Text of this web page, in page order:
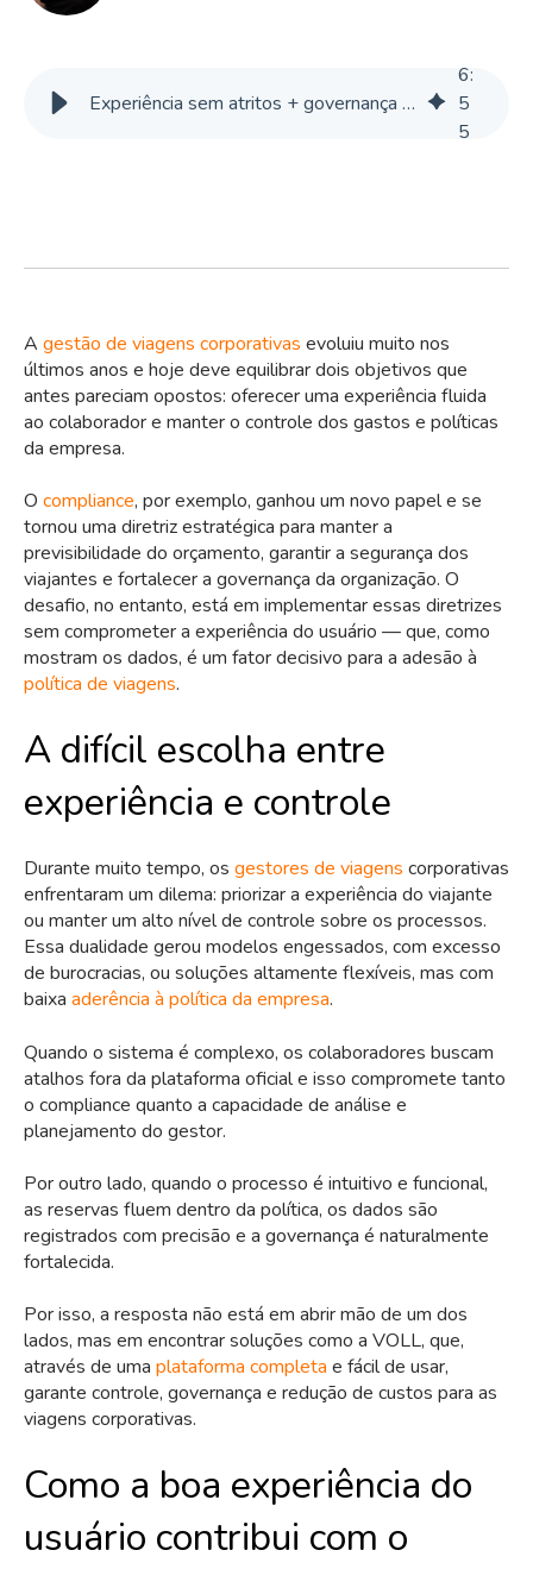
Experiência sem atritos + governança em viagens corporativas com a VOLL
6:
5
5
A gestão de viagens corporativas evoluiu muito nos
últimos anos e hoje deve equilibrar dois objetivos que
antes pareciam opostos: oferecer uma experiência fluida
ao colaborador e manter o controle dos gastos e políticas
da empresa.
O compliance, por exemplo, ganhou um novo papel e se
tornou uma diretriz estratégica para manter a
previsibilidade do orçamento, garantir a segurança dos
viajantes e fortalecer a governança da organização. O
desafio, no entanto, está em implementar essas diretrizes
sem comprometer a experiência do usuário — que, como
mostram os dados, é um fator decisivo para a adesão à
política de viagens.
A difícil escolha entre
experiência e controle
Durante muito tempo, os gestores de viagens corporativas
enfrentaram um dilema: priorizar a experiência do viajante
ou manter um alto nível de controle sobre os processos.
Essa dualidade gerou modelos engessados, com excesso
de burocracias, ou soluções altamente flexíveis, mas com
baixa aderência à política da empresa.
Quando o sistema é complexo, os colaboradores buscam
atalhos fora da plataforma oficial e isso compromete tanto
o compliance quanto a capacidade de análise e
planejamento do gestor.
Por outro lado, quando o processo é intuitivo e funcional,
as reservas fluem dentro da política, os dados são
registrados com precisão e a governança é naturalmente
fortalecida.
Por isso, a resposta não está em abrir mão de um dos
lados, mas em encontrar soluções como a VOLL, que,
através de uma plataforma completa e fácil de usar,
garante controle, governança e redução de custos para as
viagens corporativas.
Como a boa experiência do
usuário contribui com o